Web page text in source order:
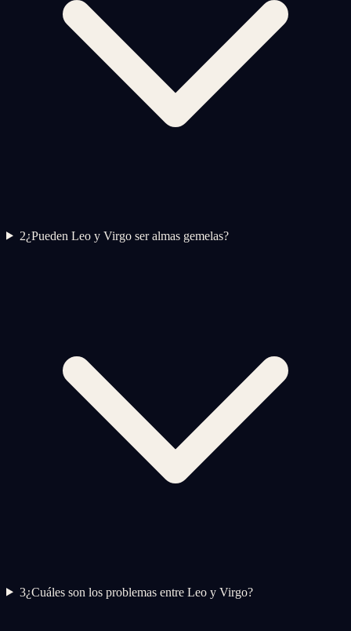
2¿Pueden Leo y Virgo ser almas gemelas?
3¿Cuáles son los problemas entre Leo y Virgo?